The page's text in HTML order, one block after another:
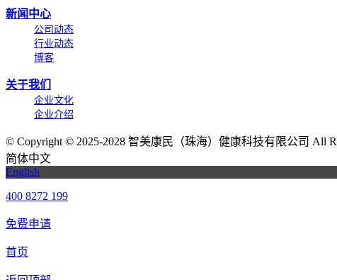
新闻中心
公司动态
行业动态
博客
关于我们
企业文化
企业介绍
© Copyright © 2025-2028 智美康民（珠海）健康科技有限公司 All
简体中文
English
400 8272 199
免费申请
首页